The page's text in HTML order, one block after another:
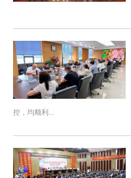
控，均顺利...